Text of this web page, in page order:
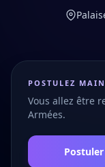
POSTULEZ
Vous allez être
Armées.